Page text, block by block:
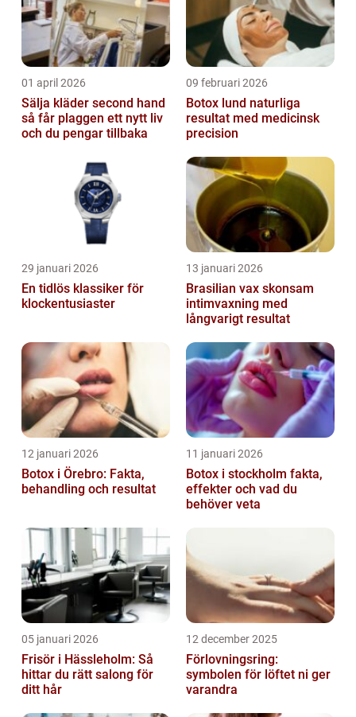
01 april 2026
Sälja kläder second hand
så får plaggen ett nytt liv
och du pengar tillbaka
09 februari 2026
Botox lund naturliga
resultat med medicinsk
precision
29 januari 2026
En tidlös klassiker för
klockentusiaster
13 januari 2026
Brasilian vax skonsam
intimvaxning med
långvarigt resultat
12 januari 2026
Botox i Örebro: Fakta,
behandling och resultat
11 januari 2026
Botox i stockholm fakta,
effekter och vad du
behöver veta
05 januari 2026
Frisör i Hässleholm: Så
hittar du rätt salong för
ditt hår
12 december 2025
Förlovningsring:
symbolen för löftet ni ger
varandra